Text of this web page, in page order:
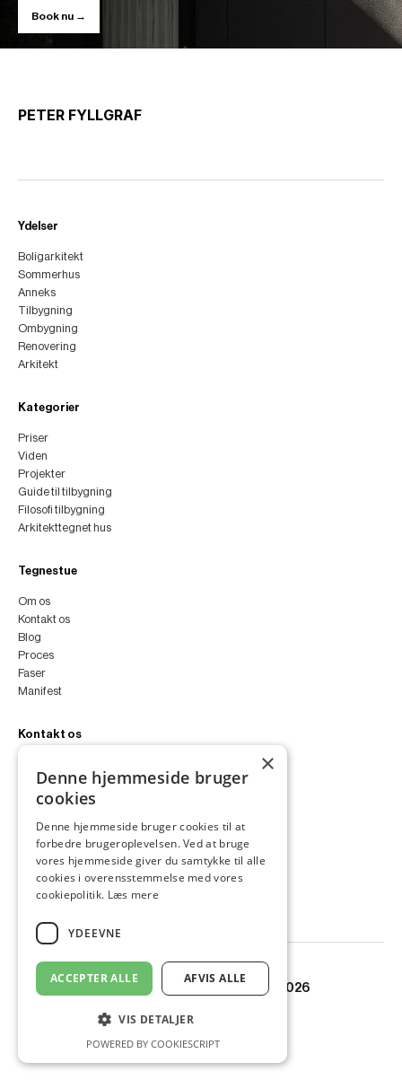
Book nu →
PETER FYLLGRAF
Ydelser
Boligarkitekt
Sommerhus
Anneks
Tilbygning
Ombygning
Renovering
Arkitekt
Kategorier
Priser
Viden
Projekter
Guide til tilbygning
Filosofi tilbygning
Arkitekttegnet hus
Tegnestue
Om os
Kontakt os
Blog
Proces
Faser
Manifest
Kontakt os
+45 4252 0011
VA11a
2300 København S
Instagram
LinkedIn
© Copyright PETER FYLLGRAF 2026
×
Denne hjemmeside bruger
cookies
Denne hjemmeside bruger cookies til at
forbedre brugeroplevelsen. Ved at bruge
vores hjemmeside giver du samtykke til alle
cookies i overensstemmelse med vores
cookiepolitik. Læs mere
YDEEVNE
ACCEPTER ALLE AFVIS ALLE
VIS DETALJER
POWERED BY COOKIESCRIPT